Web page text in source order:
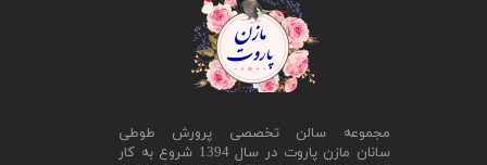
مجموعه سالن تخصصی پرورش طوطی
سانان مازن پاروت در سال 1394 شروع به کار